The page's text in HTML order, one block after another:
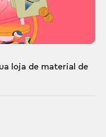
loja de material de